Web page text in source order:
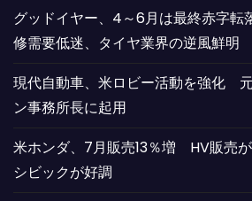
グッドイヤー、4～6月は最終赤字
修需要低迷、タイヤ業界の逆風鮮明
現代自動車、米ロビー活動を強化
ン事務所長に起用
米ホンダ、7月販売13％増 HV販売
シビックが好調